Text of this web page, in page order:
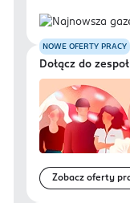
NOWE OFERTY PRACY
Dołącz do
Zobacz oferty